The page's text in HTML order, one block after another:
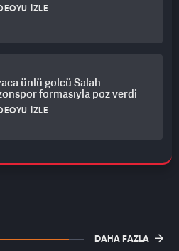
İZLE
ünlü golcü Salah
formasıyla poz verdi
İZLE
DAHA FAZLA